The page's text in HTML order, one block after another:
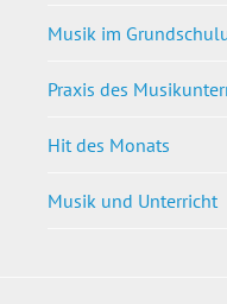
Musik im
Praxis des
Hit des Monats
Musik und Unterricht